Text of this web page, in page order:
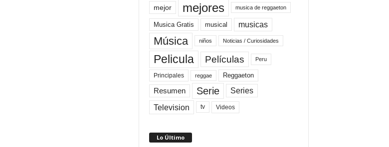
mejor mejores musica de reggaeton
Musica Gratis musical musicas
Música niños Noticias / Curiosidades
Pelicula Películas Peru
Principales reggae Reggaeton
Resumen Serie Series
Television tv Videos
Lo Último